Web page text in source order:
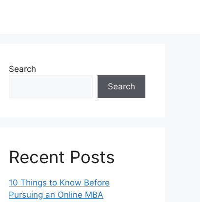
Search
Search
Recent Posts
10 Things to Know Before
Pursuing an Online MBA